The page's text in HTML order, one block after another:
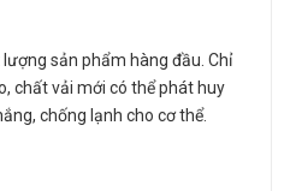
sản phẩm hàng đầu. Chỉ
chất vải mới có thể phát huy
chống lạnh cho cơ thể.